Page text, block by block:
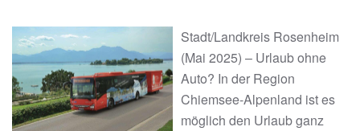
Stadt/Landkreis Rosenheim
(Mai 2025) – Urlaub ohne
Auto? In der Region
Chiemsee-Alpenland ist es
möglich den Urlaub ganz